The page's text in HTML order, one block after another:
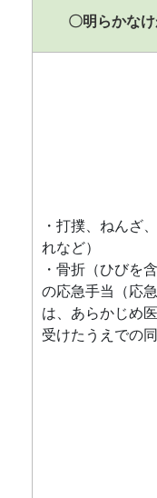
〇明らかな
・打撲、ねんざ
れなど）
・骨折（ひびを
の応急手当（応
は、あらかじめ
受けたうえでの